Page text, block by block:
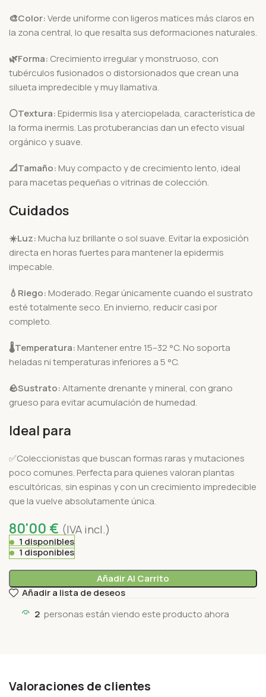
🎨Color:Verde uniforme con ligeros matices más claros en
la zona central, lo que resalta sus deformaciones naturales.
🌿Forma: Crecimiento irregular y monstruoso, con
tubérculos fusionados o distorsionados que crean una
silueta impredecible y muy llamativa.
⚪Textura: Epidermis lisa y aterciopelada, característica de
la forma inermis. Las protuberancias dan un efecto visual
orgánico y suave.
📐Tamaño: Muy compacto y de crecimiento lento, ideal
para macetas pequeñas o vitrinas de colección.
Cuidados
☀️Luz: Mucha luz brillante o sol suave. Evitar la exposición
directa en horas fuertes para mantener la epidermis
impecable.
💧 Riego: Moderado. Regar únicamente cuando el sustrato
esté totalmente seco. En invierno, reducir casi por
completo.
🌡️Temperatura: Mantener entre 15–32 °C. No soporta
heladas ni temperaturas inferiores a 5 °C.
🪨Sustrato:Altamente drenante y mineral, con grano
grueso para evitar acumulación de humedad.
Ideal para
✅Coleccionistas que buscan formas raras y mutaciones
poco comunes. Perfecta para quienes valoran plantas
escultóricas, sin espinas y con un crecimiento impredecible
que la vuelve absolutamente única.
80'00 € (IVA incl.)
1 disponibles
1 disponibles
Añadir Al Carrito
Añadir a lista de deseos
2 personas están viendo este producto ahora
Valoraciones de clientes